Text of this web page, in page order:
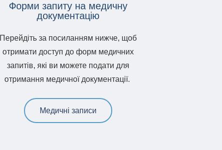
Форми запиту на медичну
документацію
Перейдіть за посиланням нижче, щоб
отримати доступ до форм медичних
запитів, які ви можете подати для
отримання медичної документації.
Медичні записи